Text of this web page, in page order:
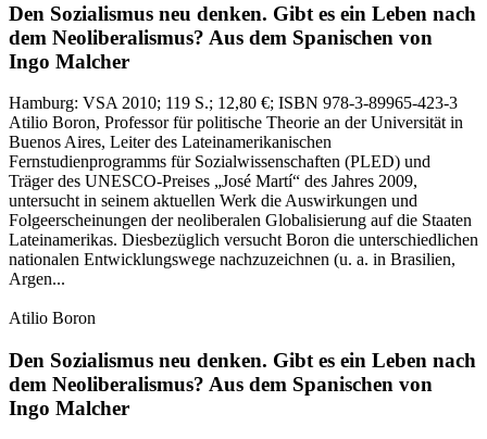
Den Sozialismus neu denken. Gibt es ein Leben nach
dem Neoliberalismus? Aus dem Spanischen von
Ingo Malcher
Hamburg: VSA 2010; 119 S.; 12,80 €; ISBN 978-3-89965-423-3
Atilio Boron, Professor für politische Theorie an der Universität in
Buenos Aires, Leiter des Lateinamerikanischen
Fernstudienprogramms für Sozialwissenschaften (PLED) und
Träger des UNESCO-Preises „José Martí“ des Jahres 2009,
untersucht in seinem aktuellen Werk die Auswirkungen und
Folgeerscheinungen der neoliberalen Globalisierung auf die Staaten
Lateinamerikas. Diesbezüglich versucht Boron die unterschiedlichen
nationalen Entwicklungswege nachzuzeichnen (u. a. in Brasilien,
Argen...
Atilio Boron
Den Sozialismus neu denken. Gibt es ein Leben nach
dem Neoliberalismus? Aus dem Spanischen von
Ingo Malcher